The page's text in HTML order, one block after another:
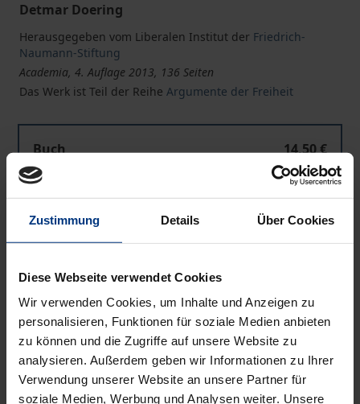
Zustimmung Details Über Cookies
Diese Webseite verwendet Cookies
Wir verwenden Cookies, um Inhalte und Anzeigen zu
personalisieren, Funktionen für soziale Medien anbieten
zu können und die Zugriffe auf unsere Website zu
analysieren. Außerdem geben wir Informationen zu Ihrer
Verwendung unserer Website an unsere Partner für
soziale Medien, Werbung und Analysen weiter. Unsere
Detmar Doering
Herausgegeben vom Liberalen Institut der Friedrich-
Naumann-Stiftung
Academia, 4. Auflage 2013, 136 Seiten
Das Werk ist Teil der Reihe Argumente der Freiheit
Buch
14,50 €
ISBN 978-3-89665-596-7
Kurzfristig nicht lieferbar. Lieferbar in 3-5
Werktagen
Preisangaben inkl. MwSt. Abhängig von der Lieferadresse
In den Warenkorb
Zur Wunschliste hinzufügen
Hinweise zu Versandkosten